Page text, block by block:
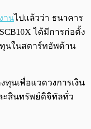
านไปแล้วว่า ธนาคาร
ได้มีการก่อตั้ง
นในสตาร์ทอัพด้าน
ทุนเพื่อแวดวงการเงิน
ะสินทรัพย์ดิจิทัลทั่ว